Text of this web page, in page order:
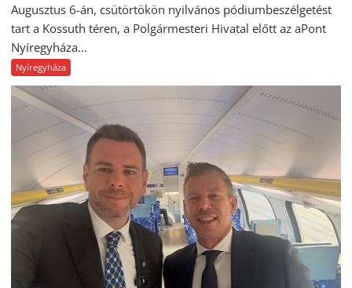
Augusztus 6-án, csütörtökön nyilvános pódiumbeszélgetést
tart a Kossuth téren, a Polgármesteri Hivatal előtt az aPont
Nyíregyháza...
Nyíregyháza